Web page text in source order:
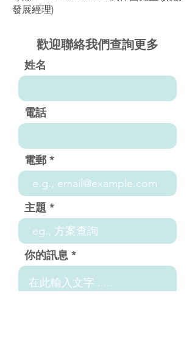
發展經理)
歡迎聯絡我們查詢更多
姓名
電話
電郵
主題
你的訊息